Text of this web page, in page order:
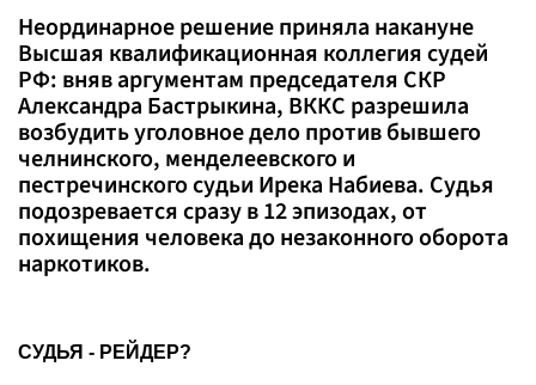
Неординарное решение приняла накануне
Высшая квалификационная коллегия судей
РФ: вняв аргументам председателя СКР
Александра Бастрыкина, ВККС разрешила
возбудить уголовное дело против бывшего
челнинского, менделеевского и
пестречинского судьи Ирека Набиева. Судья
подозревается сразу в 12 эпизодах, от
похищения человека до незаконного оборота
наркотиков.
СУДЬЯ - РЕЙДЕР?